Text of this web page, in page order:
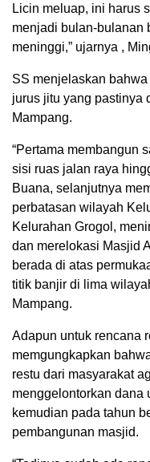
Licin meluap, ini harus
menjadi bulan-bulanan
meninggi,” ujarnya ,
SS menjelaskan
jurus jitu yang pastinya
Mampang.
“Pertama membangun
sisi ruas jalan raya
Buana, selanjutnya
perbatasan wilayah
Kelurahan Grogol,
dan merelokasi Masjid
berada di atas
titik banjir di lima
Mampang.
Adapun untuk rencana
memgungkapkan
restu dari masyarakat
menggelontorkan dana
kemudian pada tahun
pembangunan masjid.